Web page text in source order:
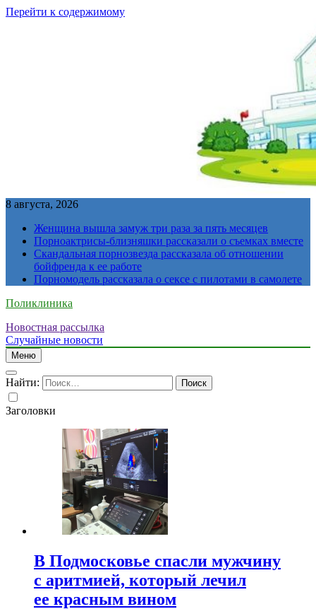
Перейти к содержимому
8 августа, 2026
Женщина вышла замуж три раза за пять месяцев
Порноактрисы-близняшки рассказали о съемках вместе
Скандальная порнозвезда рассказала об отношении
бойфренда к ее работе
Порномодель рассказала о сексе с пилотами в самолете
Поликлиника
Новостная рассылка
Случайные новости
Меню
Найти:
Заголовки
В Подмосковье спасли мужчину
с аритмией, который лечил
ее красным вином